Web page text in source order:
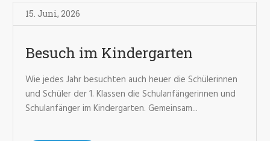
15. Juni, 2026
Besuch im Kindergarten
Wie jedes Jahr besuchten auch heuer die Schülerinnen
und Schüler der 1. Klassen die Schulanfängerinnen und
Schulanfänger im Kindergarten. Gemeinsam...